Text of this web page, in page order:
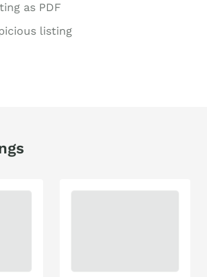
as PDF
listing